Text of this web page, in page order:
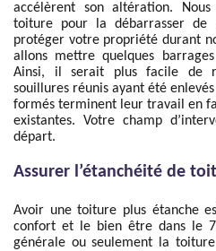
accélèrent son altération.
toiture pour la débarrasser de
protéger votre propriété durant
allons mettre quelques
Ainsi, il serait plus facile de
souillures réunis ayant été
formés terminent leur travail en
existantes. Votre champ
départ.
Assurer l’étanchéité de
Avoir une toiture plus étanche
confort et le bien être dans le
générale ou seulement la